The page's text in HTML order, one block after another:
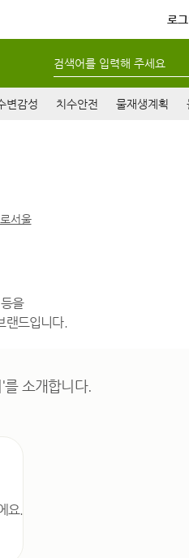
로그
검색어를 입력해 주세요
변감성 치수안전 물재생계획
서울
을
랜드입니다.
를 소개합니다.
요.